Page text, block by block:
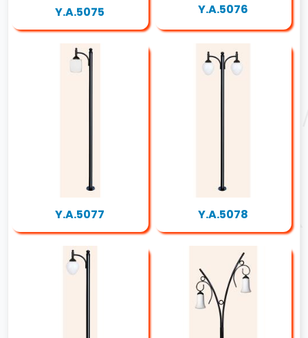
Y.A.5075 Y.A.5076
Y.A.5077 Y.A.5078